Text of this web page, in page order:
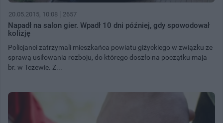
20.05.2015, 10:08 2657
Napadł na salon gier. Wpadł 10 dni później, gdy spowodował
kolizję
Policjanci zatrzymali mieszkańca powiatu giżyckiego w związku ze
sprawą usiłowania rozboju, do którego doszło na początku maja
br. w Tczewie. Z...